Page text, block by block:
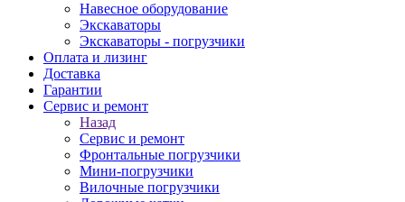
Навесное оборудование
Экскаваторы
Экскаваторы - погрузчики
Оплата и лизинг
Доставка
Гарантии
Сервис и ремонт
Назад
Сервис и ремонт
Фронтальные погрузчики
Мини-погрузчики
Вилочные погрузчики